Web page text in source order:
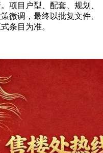
项目户型、配套、规划、
微调，最终以批复文件、
条目为准。